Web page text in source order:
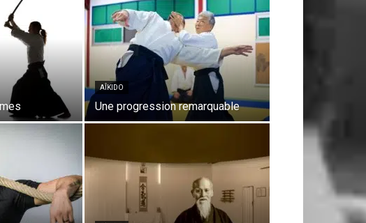
AÎKIDO
Une progression remarquable